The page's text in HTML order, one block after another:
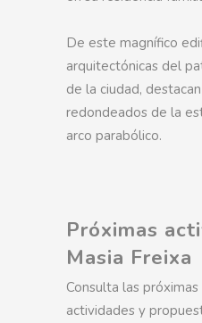
De este magnífico
arquitectónicas del
de la ciudad,
redondeados de la
arco parabólico.
Próximas
Masia Freixa
Consulta las
actividades y